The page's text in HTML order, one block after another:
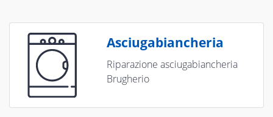
Asciugabiancheria
Riparazione asciugabiancheria
Brugherio